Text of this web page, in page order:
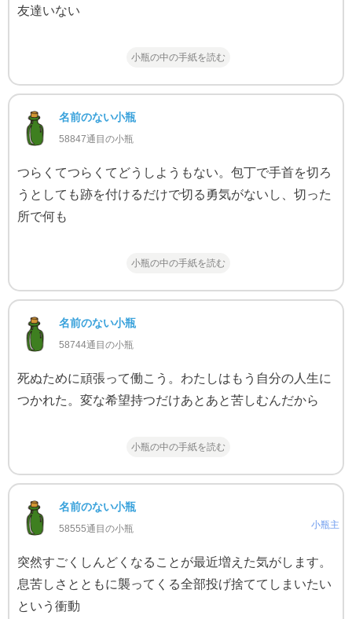
友達いない
小瓶の中の手紙を読む
名前のない小瓶
58847通目の小瓶
つらくてつらくてどうしようもない。包丁で手首を切ろ
うとしても跡を付けるだけで切る勇気がないし、切った
所で何も
小瓶の中の手紙を読む
名前のない小瓶
58744通目の小瓶
死ぬために頑張って働こう。わたしはもう自分の人生に
つかれた。変な希望持つだけあとあと苦しむんだから
小瓶の中の手紙を読む
名前のない小瓶
58555通目の小瓶 小瓶主
突然すごくしんどくなることが最近増えた気がします。
息苦しさとともに襲ってくる全部投げ捨ててしまいたい
という衝動